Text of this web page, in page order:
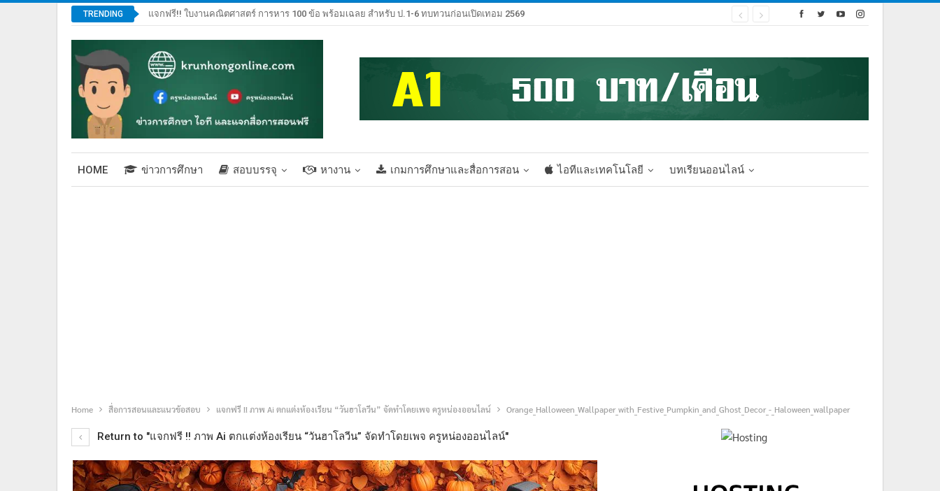
TRENDING แจกฟรี!! ใบงานคณิตศาสตร์ การหาร 100 ข้อ พร้อมเฉลย สำหรับ ป.1-6 ทบทวนก่อนเปิดเทอม 2569
HOME ข่าวการศึกษา สอบบรรจุ หางาน เกมการศึกษาและสื่อการสอน ไอทีและเทคโนโลยี บทเรียนออนไลน์
Home สื่อการสอนและแนวข้อสอบ แจกฟรี !! ภาพ Ai ตกแต่งห้องเรียน “วันฮาโลวีน” จัดทำโดยเพจ ครูหน่องออนไลน์ Orange_Halloween_Wallpaper_with_Festive_Pumpkin_and_Ghost_Decor_-_Haloween_wallpaper
Return to "แจกฟรี !! ภาพ Ai ตกแต่งห้องเรียน “วันฮาโลวีน” จัดทำโดยเพจ ครูหน่องออนไลน์"